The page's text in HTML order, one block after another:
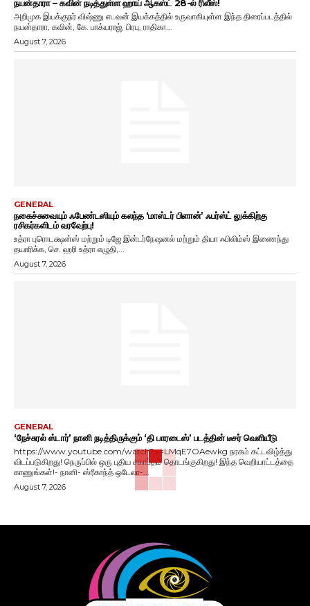
நயன்தாரா – கவின் நடித்துள்ள ஹாய் ஆகஸ்ட் 28-ல் ரிலீஸ்!
அறிமுக இயக்குநர் விஷ்ணு எடவன் இயக்கத்தில் உருவாகியுள்ள இந்த திரைப்படத்தில்
நயன்தாரா, கவின், கே. பாக்யராஜ், பிரபு, ராதிகா...
August 7, 2026
GENERAL
நகைச்சுவையும் ஃபேண்டஸியும் கலந்த ‘மாஸ்டர் பிளான்’ ஃபர்ஸ்ட் லுக்கிற்கு
ரசிகர்களிடம் வரவேற்பு!
உத்ரா புரொடக்ஷன்ஸ் மற்றும் டிஜே இன்டர்நேஷனல் மற்றும் தியா ஃபிலிம்ஸ் இணைந்து
தயாரிக்க, செ. ஹரி உத்ரா எழுதி,...
August 7, 2026
GENERAL
‘நேச்சுரல் ஸ்டார்’ நானி நடித்திருக்கும் ‘தி பாரடைஸ்’ படத்தின் டீசர் வெளியீடு
https://www.youtube.com/watch?v=LMqE7OAewkg நரகம் கட்டவிழ்த்து
விடப்படுகிறது! நெருப்பில் ஒரு புதிய சகாப்தம் தொடங்குகிறது! இந்த வெறியாட்டத்தை
காணுங்கள்!- நானி- ஸ்ரீகாந்த் ஒடேலா-...
August 7, 2026